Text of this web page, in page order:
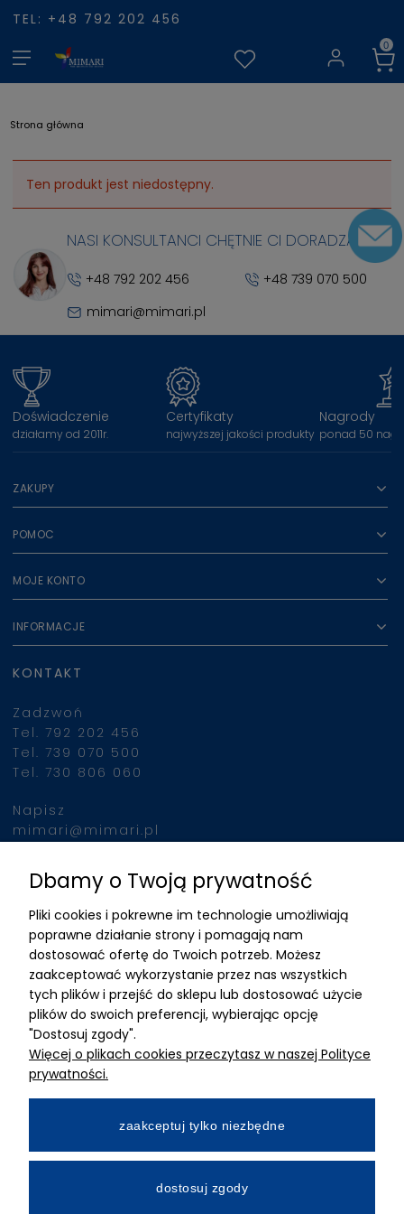
TEL: +48 792 202 456
Strona główna
Ten produkt jest niedostępny.
NASI KONSULTANCI CHĘTNIE CI DORADZĄ
+48 792 202 456
+48 739 070 500
mimari@mimari.pl
Doświadczenie
działamy od 2011r.
Certyfikaty
najwyższej jakości produkty
Nagrody
ponad 50
ZAKUPY
POMOC
MOJE KONTO
INFORMACJE
KONTAKT
Zadzwoń
Tel. 792 202 456
Tel. 739 070 500
Tel. 730 806 060
Napisz
mimari@mimari.pl
Znajdziesz nas
ADRES
MIMARI sp z o.o.
ul. Kurkowa 12
50-210 Wrocław
Dane rejestracyjne
NIP:8982325327
Wpłacony w całości
Numer konta bankowego
Dbamy o Twoją prywatność
Pliki cookies i pokrewne im technologie umożliwiają
poprawne działanie strony i pomagają nam
dostosować ofertę do Twoich potrzeb. Możesz
zaakceptować wykorzystanie przez nas wszystkich
tych plików i przejść do sklepu lub dostosować użycie
plików do swoich preferencji, wybierając opcję
"Dostosuj zgody".
Więcej o plikach cookies przeczytasz w naszej Polityce
prywatności.
zaakceptuj tylko niezbędne
dostosuj zgody